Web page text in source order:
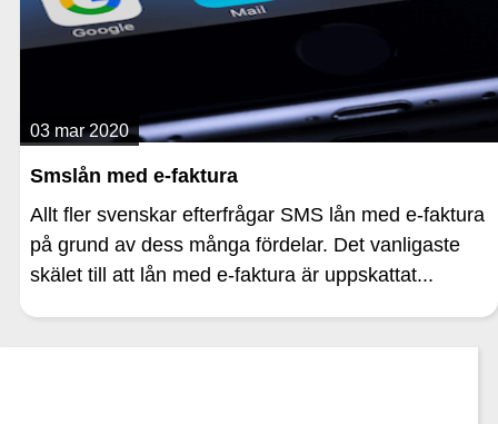
03 mar 2020
Smslån med e-faktura
Allt fler svenskar efterfrågar SMS lån med e-faktura
på grund av dess många fördelar. Det vanligaste
skälet till att lån med e-faktura är uppskattat...